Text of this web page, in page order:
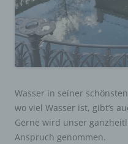
Wasser in seiner
wo viel Wasser ist, gibt’s
Gerne wird unser
Anspruch genommen.